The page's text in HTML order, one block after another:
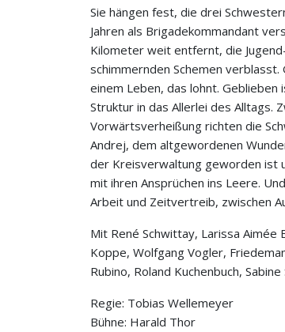
Sie hängen fest, die drei
Jahren als Brigadekommandant
Kilometer weit entfernt, die
schimmernden Schemen
einem Leben, das lohnt. Geblieben
Struktur in das Allerlei des Alltags.
Vorwärtsverheißung richten die
Andrej, dem altgewordenen
der Kreisverwaltung geworden ist
mit ihren Ansprüchen ins Leere.
Arbeit und Zeitvertreib, zwischen
Mit René Schwittay, Larissa Aimée
Koppe, Wolfgang Vogler,
Rubino, Roland Kuchenbuch, Sabine
Regie: Tobias Wellemeyer
Bühne: Harald Thor